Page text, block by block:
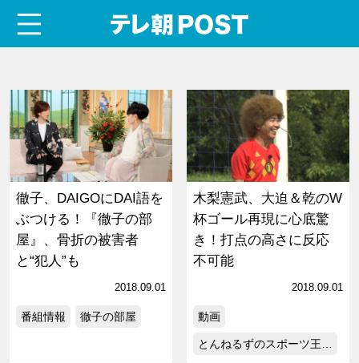
徹子、DAIGOにDAI語を
ぶつける！『徹子の部
屋』、骨折の被害者
と“犯人”も
2018.09.01
番組情報 徹子の部屋
木梨憲武、大迫＆乾のW
杯ゴール再現に心底驚
き！打点の高さに反応
不可能
2018.09.01
動画
とんねるずのスポーツ王…